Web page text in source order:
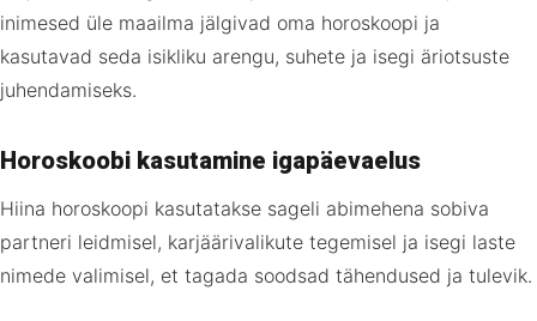
inimesed üle maailma jälgivad oma horoskoopi ja
kasutavad seda isikliku arengu, suhete ja isegi äriotsuste
juhendamiseks.
Horoskoobi kasutamine igapäevaelus
Hiina horoskoopi kasutatakse sageli abimehena sobiva
partneri leidmisel, karjäärivalikute tegemisel ja isegi laste
nimede valimisel, et tagada soodsad tähendused ja tulevik.